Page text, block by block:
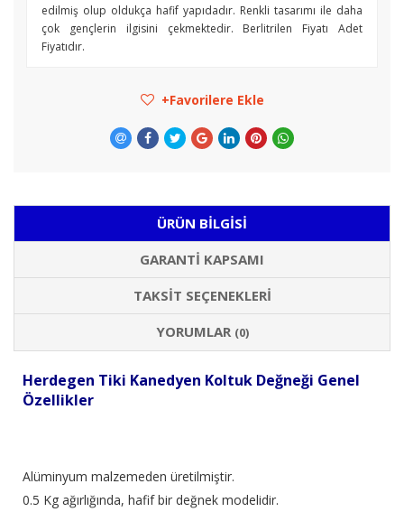
edilmiş olup oldukça hafif yapıdadır. Renkli tasarımı ile daha
çok gençlerin ilgisini çekmektedir. Berlitrilen Fiyatı Adet
Fiyatıdır.
Favorilere Ekle
ÜRÜN BILGISI
GARANTI KAPSAMI
TAKSIT SEÇENEKLERI
YORUMLAR (0)
Herdegen Tiki Kanedyen Koltuk Değneği Genel
Özellikler
Alüminyum malzemeden üretilmiştir.
0.5 Kg ağırlığında, hafif bir değnek modelidir.